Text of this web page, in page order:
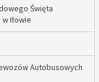
Święta
Iłowie
Autobusowych